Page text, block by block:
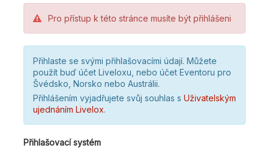
Pro přístup k této stránce musíte být přihlášeni
Přihlaste se svými přihlašovacími údají. Můžete
použít buď účet Liveloxu, nebo účet Eventoru pro
Švédsko, Norsko nebo Austrálii.
Přihlášením vyjadřujete svůj souhlas s Uživatelským
ujednáním Livelox.
Přihlašovací systém